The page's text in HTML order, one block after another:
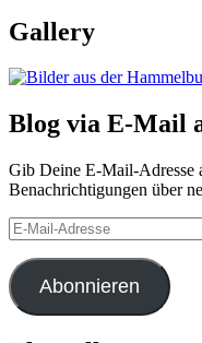
Gallery
Blog via E-Mail
Gib Deine E-Mail-Adresse
Benachrichtigungen über
E-
Mail-
Adresse
Abonnieren